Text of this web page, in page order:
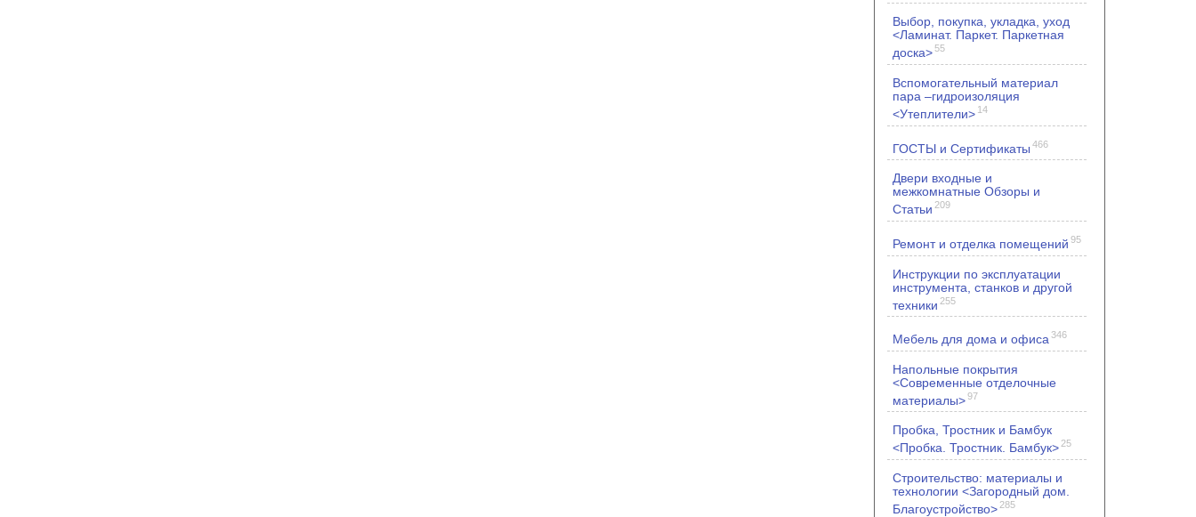
Выбор, покупка, укладка, уход
<Ламинат. Паркет. Паркетная
доска>55
Вспомогательный материал
пара –гидроизоляция
<Утеплители> 14
ГОСТЫ и Сертификаты 466
Двери входные и
межкомнатные Обзоры и
Статьи 209
Ремонт и отделка помещений 95
Инструкции по эксплуатации
инструмента, станков и другой
техники 255
Мебель для дома и офиса 346
Напольные покрытия
<Современные отделочные
материалы>97
Пробка, Тростник и Бамбук
<Пробка. Тростник. Бамбук>25
Строительство: материалы и
технологии <Загородный дом.
Благоустройство> 285